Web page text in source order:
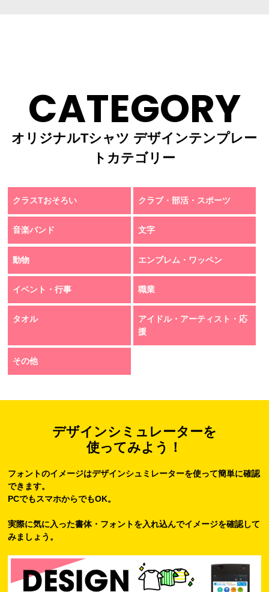
CATEGORY
オリジナルTシャツ デザインテンプレー
トカテゴリー
クラスTおそろい クラブ・部活・スポーツ
音楽バンド 文字
動物 エンブレム・ワッペン
イベント・行事 職業
タオル
アイドル・アーティスト・応
援
その他
デザインシミュレーターを
使ってみよう！
フォントのイメージはデザインシュミレーターを使って簡単に確認
できます。
PCでもスマホからでもOK。
実際に気に入った書体・フォントを入れ込んでイメージを確認して
みましょう。